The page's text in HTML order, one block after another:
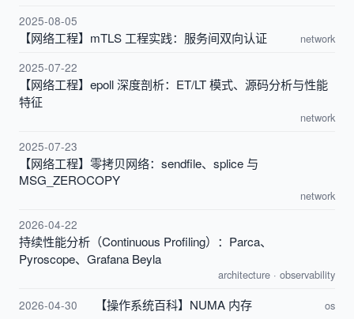
2025-08-05
【网络工程】mTLS 工程实践：服务间双向认证 network
2025-07-22
【网络工程】epoll 深度剖析：ET/LT 模式、源码分析与性能
特征
network
2025-07-23
【网络工程】零拷贝网络：sendfile、splice 与
MSG_ZEROCOPY
network
2026-04-22
持续性能分析（Continuous Profiling）：Parca、
Pyroscope、Grafana Beyla
architecture · observability
2026-04-30 【操作系统百科】NUMA 内存 os